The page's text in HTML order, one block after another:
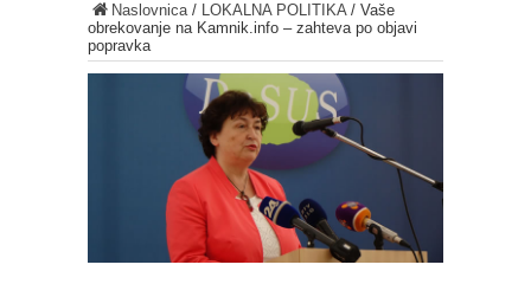
Naslovnica/ LOKALNA POLITIKA/ Vaše
obrekovanje na Kamnik.info – zahteva po objavi
popravka